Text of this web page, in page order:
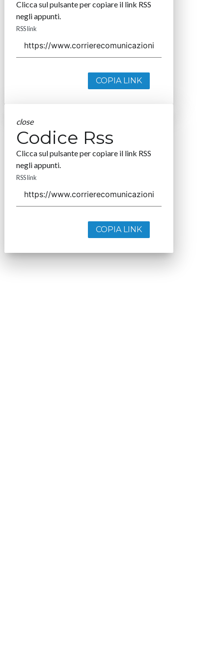
Clicca sul pulsante per copiare il link RSS
negli appunti.
RSS link
COPIA LINK
close
Codice Rss
Clicca sul pulsante per copiare il link RSS
negli appunti.
RSS link
COPIA LINK